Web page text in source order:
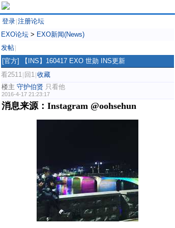
登录 注册论坛
EXO论坛 > EXO新闻(News)
发帖
[官方]
【INS】160417 EXO 世勋 INS更新
看2511 回1 收藏
楼主 守护伯贤 只看他
2016-4-17 21:23:17
消息来源：Instagram @oohsehun